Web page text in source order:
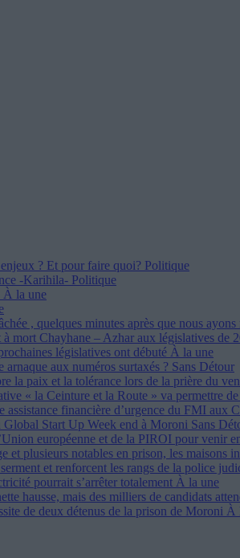
? Et pour faire quoi? Politique
-Karihila- Politique
À la une
, quelques minutes après que nous
mort Chayhane – Azhar aux législatives de
législatives ont débuté À la une
arnaque aux numéros surtaxés ? Sans Détour
la paix et la tolérance lors de la prière du
« la Ceinture et la Route » va permettre
financière d’urgence du FMI aux
Global Start Up Week end à Moroni Sans
européenne et de la PIROI pour venir
plusieurs notables en prison, les maisons
et renforcent les rangs de la police
pourrait s’arrêter totalement À la une
hausse, mais des milliers de candidats
de deux détenus de la prison de Moroni À